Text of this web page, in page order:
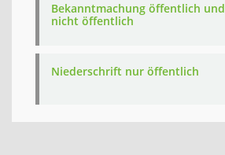
Bekanntmachung öffentlich und
nicht öffentlich
Niederschrift nur öffentlich